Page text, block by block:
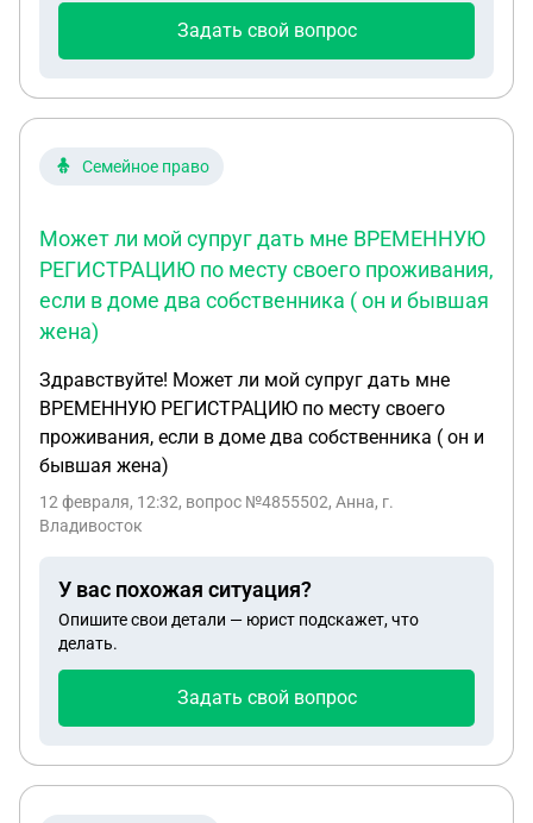
муниципальной квартиры принудительно и
квартиру уже в течение 5 лет и соответственно не
Задать свой вопрос
Семейное право
Может ли мой супруг дать мне ВРЕМЕННУЮ
РЕГИСТРАЦИЮ по месту своего проживания,
если в доме два собственника ( он и бывшая
жена)
Здравствуйте! Может ли мой супруг дать мне
ВРЕМЕННУЮ РЕГИСТРАЦИЮ по месту своего
проживания, если в доме два собственника ( он и
бывшая жена)
12 февраля, 12:32, вопрос №4855502, Анна, г.
Владивосток
У вас похожая ситуация?
Опишите свои детали — юрист подскажет, что
делать.
Задать свой вопрос